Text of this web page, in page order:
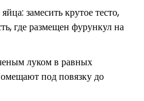
замесить крутое тесто,
где размещен фурункул на
луком в равных
под повязку до